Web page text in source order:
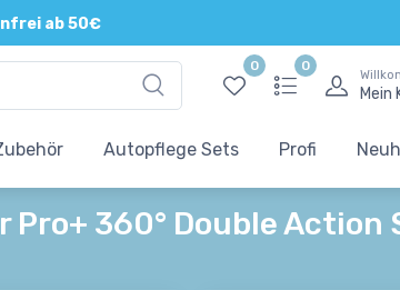
ab 50€
Beratung
0 0
Mein
Autopflege Sets Profi
Pro+ 360° Double Action